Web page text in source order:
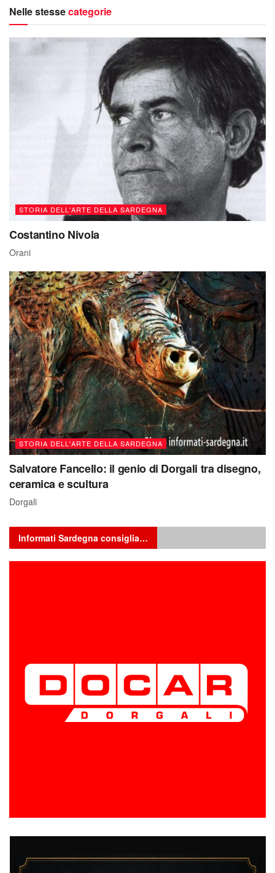
Nelle stessecategorie
STORIA DELL'ARTE DELLA SARDEGNA
Costantino Nivola
Orani
STORIA DELL'ARTE DELLA SARDEGNA
Salvatore Fancello: il genio di Dorgali tra disegno,
ceramica e scultura
Dorgali
Informati Sardegna consiglia…